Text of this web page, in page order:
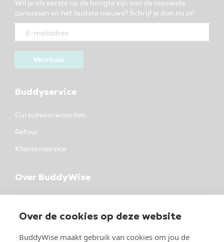
Over de cookies op deze website
BuddyWise maakt gebruik van cookies om jou de
Wil je als eerste op de hoogte zijn van de nieuwste
cursussen en het laatste nieuws? Schrijf je dan nu in!
Verstuur
Buddyservice
Cursusvoorwaarden
Retour
Klantenservice
Over BuddyWise
5981 NK Panningen